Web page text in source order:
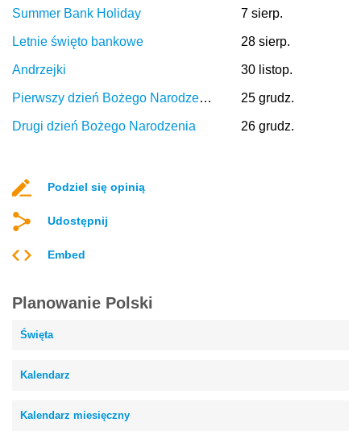
Summer Bank Holiday 7 sierp.
Letnie święto bankowe 28 sierp.
Andrzejki 30 listop.
Pierwszy dzień Bożego Narodzenia 25 grudz.
Drugi dzień Bożego Narodzenia 26 grudz.
Podziel się opinią
Udostępnij
Embed
Planowanie Polski
Święta
Kalendarz
Kalendarz miesięczny